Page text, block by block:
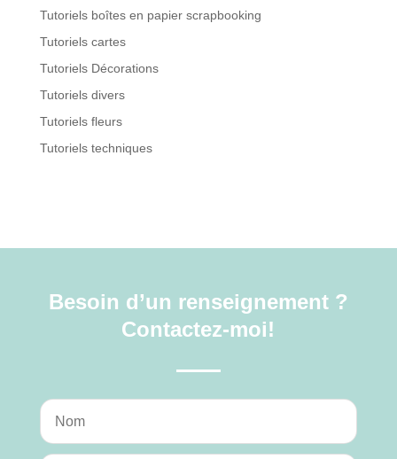
Tutoriels boîtes en papier scrapbooking
Tutoriels cartes
Tutoriels Décorations
Tutoriels divers
Tutoriels fleurs
Tutoriels techniques
Besoin d’un renseignement ?
Contactez-moi!